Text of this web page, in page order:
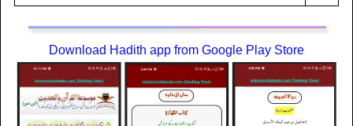
Download Hadith app from Google Play Store